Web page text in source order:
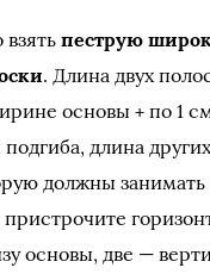
пеструю
. Длина двух
основы + по 1
длина
должны
основы, две —